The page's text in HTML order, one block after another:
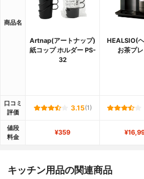
商品名
Artnap(アートナップ)
紙コップ ホルダー PS-
32
HEALSIO(
お茶プ
口コミ
評価
3.15(1)
値段
料金
¥359
キッチン用品の関連商品